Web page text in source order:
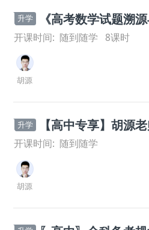
升学 《高考数学试题溯
开课时间: 随到随学 8课时
胡源
升学 【高中专享】胡源
开课时间: 随到随学
胡源